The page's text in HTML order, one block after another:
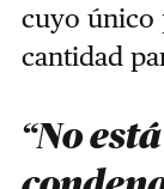
cuyo único
cantidad
“No